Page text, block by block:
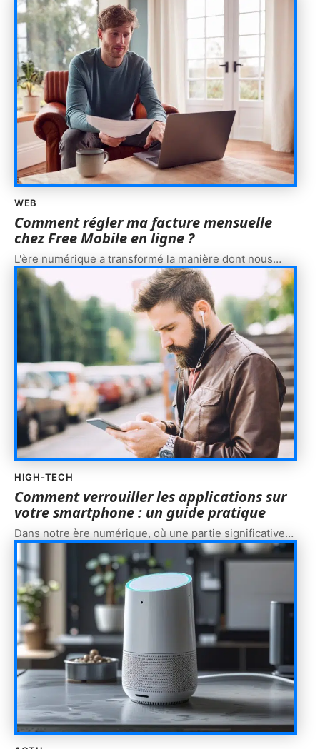
WEB
Comment régler ma facture mensuelle
chez Free Mobile en ligne ?
L'ère numérique a transformé la manière dont nous…
HIGH-TECH
Comment verrouiller les applications sur
votre smartphone : un guide pratique
Dans notre ère numérique, où une partie significative…